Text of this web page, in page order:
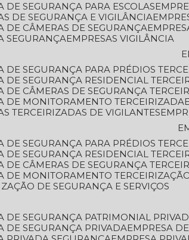
DE SEGURANÇA PARA ESCOLAS
DE SEGURANÇA E VIGILÂNCIA
DE CÂMERAS DE SEGURANÇA
SEGURANÇA
EMPRESAS VIGILÂNCIA
DE SEGURANÇA PARA PRÉDIOS
DE SEGURANÇA RESIDENCIAL
DE CÂMERAS DE SEGURANÇA
DE MONITORAMENTO TERCEIRIZADA
TERCEIRIZADAS DE VIGILANTES
DE SEGURANÇA PARA PRÉDIOS
DE SEGURANÇA RESIDENCIAL
DE CÂMERAS DE SEGURANÇA
DE MONITORAMENTO
DE SEGURANÇA E SERVIÇOS
DE SEGURANÇA PATRIMONIAL
DE SEGURANÇA PRIVADA
EMPRESA